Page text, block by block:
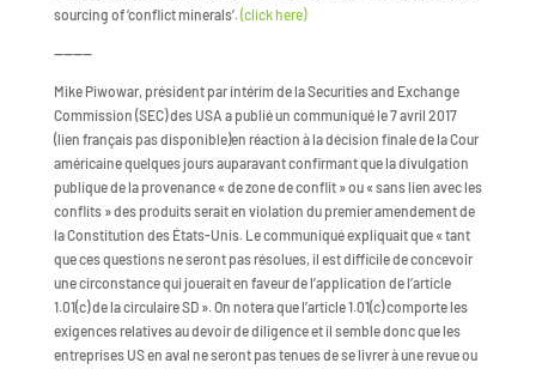
sourcing of ‘conflict minerals’.(click here)
————
Mike Piwowar, président par intérim de la Securities and Exchange
Commission (SEC) des USA a publié un communiqué le 7 avril 2017
(lien français pas disponible)en réaction à la décision finale de la Cour
américaine quelques jours auparavant confirmant que la divulgation
publique de la provenance « de zone de conflit » ou « sans lien avec les
conflits » des produits serait en violation du premier amendement de
la Constitution des États-Unis. Le communiqué expliquait que « tant
que ces questions ne seront pas résolues, il est difficile de concevoir
une circonstance qui jouerait en faveur de l’application de l’article
1.01(c) de la circulaire SD ». On notera que l’article 1.01(c) comporte les
exigences relatives au devoir de diligence et il semble donc que les
entreprises US en aval ne seront pas tenues de se livrer à une revue ou